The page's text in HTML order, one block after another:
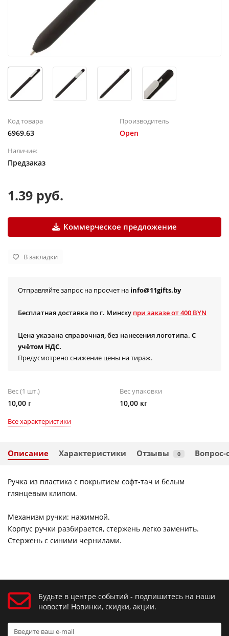
Код товара
6969.63
Производитель
Open
Наличие:
Предзаказ
1.39 руб.
Коммерческое предложение
В закладки
Отправляйте запрос на просчет на info@11gifts.by
Бесплатная доставка по г. Минску при заказе от 400 BYN
Цена указана справочная, без нанесения логотипа. С
учётом НДС.
Предусмотрено снижение цены на тираж.
Вес (1 шт.)
10,00 г
Вес упаковки
10,00 кг
Все характеристики
Описание Характеристики Отзывы 0 Вопрос-
Ручка из пластика с покрытием софт-тач и белым
глянцевым клипом.
Механизм ручки: нажимной.
Корпус ручки разбирается, стержень легко заменить.
Стержень с синими чернилами.
Будьте в центре событий - подпишитесь на наши
новости! Новинки, скидки, акции.